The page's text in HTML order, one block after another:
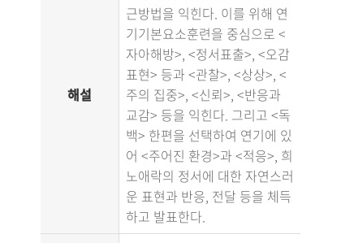
해설
근방법을 익힌다. 이를 위해 연
기기본요소훈련을 중심으로 <
자아해방>, <정서표출>, <오감
표현> 등과 <관찰>, <상상>, <
주의 집중>, <신뢰>, <반응과
교감> 등을 익힌다. 그리고 <독
백> 한편을 선택하여 연기에 있
어 <주어진 환경>과 <적응>, 희
노애락의 정서에 대한 자연스러
운 표현과 반응, 전달 등을 체득
하고 발표한다.